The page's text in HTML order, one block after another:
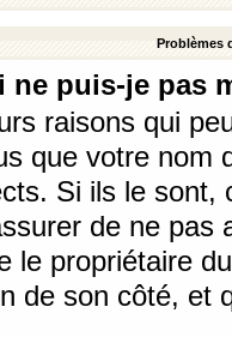
Problèmes
ne puis-je pas
raisons qui
que votre nom
Si ils le sont,
de ne pas
le propriétaire
de son côté, et